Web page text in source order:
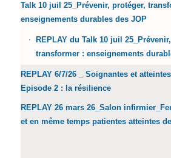
Talk 10 juil 25_Prévenir, protéger,
enseignements durables des JOP
REPLAY du Talk 10 juil
transformer : enseignements
REPLAY 6/7/26 _ Soignantes et
Episode 2 : la résilience
REPLAY 26 mars 26_Salon
et en même temps patientes atteintes